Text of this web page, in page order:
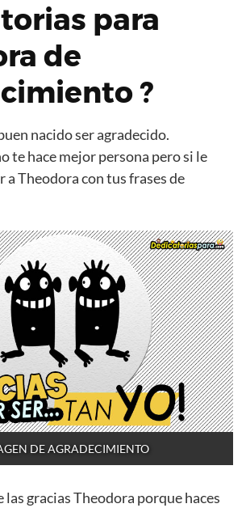
para
de
?
nacido ser agradecido.
te hace mejor persona pero si le
a Theodora con tus frases de
DE AGRADECIMIENTO
gracias Theodora porque haces